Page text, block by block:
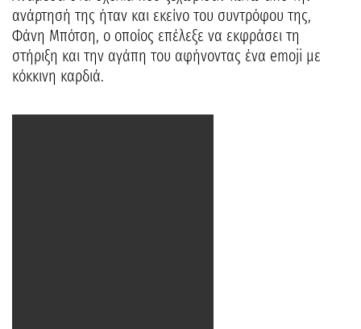
ανάρτησή της ήταν και εκείνο του συντρόφου της,
Φάνη Μπότση, ο οποίος επέλεξε να εκφράσει τη
στήριξη και την αγάπη του αφήνοντας ένα emoji με
κόκκινη καρδιά.